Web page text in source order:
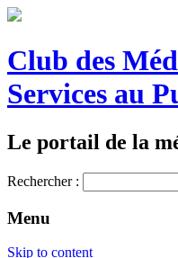
Club des
Services au
Le portail de la
Rechercher :
Menu
Skip to content